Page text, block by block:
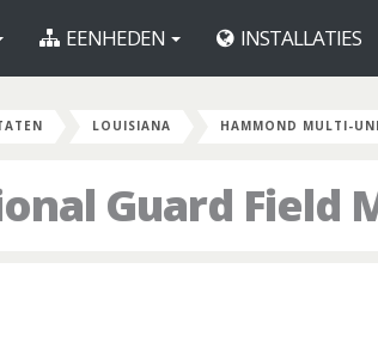
EENHEDEN INSTALLATIES
LOUISIANA HAMMOND MULTI-
Guard Field